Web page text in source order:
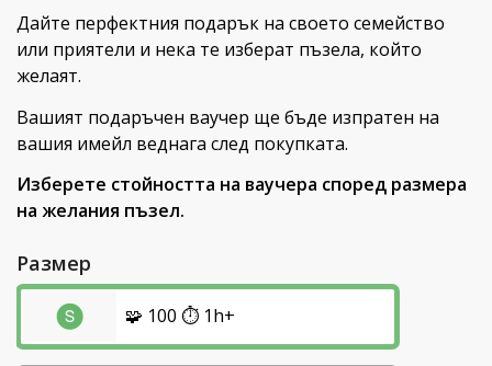
Дайте перфектния подарък на своето семейство
или приятели и нека те изберат пъзела, който
желаят.
Вашият подаръчен ваучер ще бъде изпратен на
вашия имейл веднага след покупката.
Изберете стойността на ваучера според размера
на желания пъзел.
Размер
🧩 100 ⏱️ 1h+